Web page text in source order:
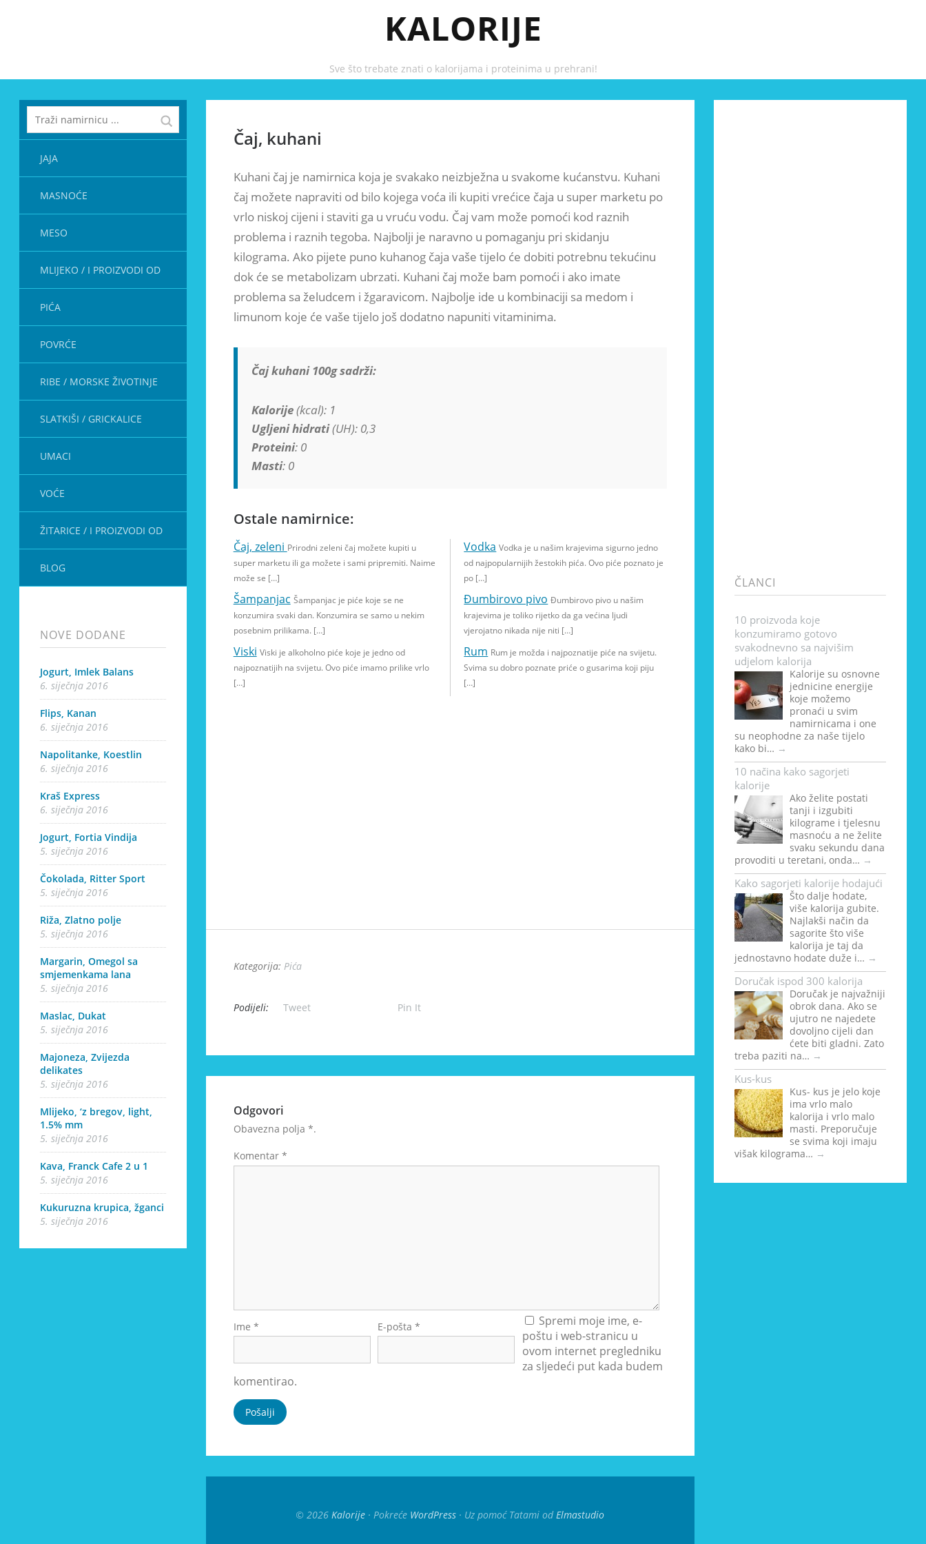
KALORIJE
Sve što trebate znati o kalorijama i proteinima u prehrani!
JAJA
MASNOĆE
MESO
MLIJEKO / I PROIZVODI OD
PIĆA
POVRĆE
RIBE / MORSKE ŽIVOTINJE
SLATKIŠI / GRICKALICE
UMACI
VOĆE
ŽITARICE / I PROIZVODI OD
BLOG
NOVE DODANE
Jogurt, Imlek Balans
6. siječnja 2016
Flips, Kanan
6. siječnja 2016
Napolitanke, Koestlin
6. siječnja 2016
Kraš Express
6. siječnja 2016
Jogurt, Fortia Vindija
5. siječnja 2016
Čokolada, Ritter Sport
5. siječnja 2016
Riža, Zlatno polje
5. siječnja 2016
Margarin, Omegol sa
smjemenkama lana
5. siječnja 2016
Maslac, Dukat
5. siječnja 2016
Majoneza, Zvijezda
delikates
5. siječnja 2016
Mlijeko, ‘z bregov, light,
1.5% mm
5. siječnja 2016
Kava, Franck Cafe 2 u 1
5. siječnja 2016
Kukuruzna krupica, žganci
5. siječnja 2016
Čaj, kuhani
Kuhani čaj je namirnica koja je svakako neizbježna u svakome kućanstvu. Kuhani
čaj možete napraviti od bilo kojega voća ili kupiti vrećice čaja u super marketu po
vrlo niskoj cijeni i staviti ga u vruću vodu. Čaj vam može pomoći kod raznih
problema i raznih tegoba. Najbolji je naravno u pomaganju pri skidanju
kilograma. Ako pijete puno kuhanog čaja vaše tijelo će dobiti potrebnu tekućinu
dok će se metabolizam ubrzati. Kuhani čaj može bam pomoći i ako imate
problema sa želudcem i žgaravicom. Najbolje ide u kombinaciji sa medom i
limunom koje će vaše tijelo još dodatno napuniti vitaminima.
Čaj kuhani 100g sadrži:
Kalorije(kcal): 1
Ugljeni hidrati(UH): 0,3
Proteini: 0
Masti: 0
Ostale namirnice:
Čaj, zeleni Prirodni zeleni čaj možete kupiti u
super marketu ili ga možete i sami pripremiti. Naime
može se […]
Šampanjac Šampanjac je piće koje se ne
konzumira svaki dan. Konzumira se samo u nekim
posebnim prilikama. […]
Viski Viski je alkoholno piće koje je jedno od
najpoznatijih na svijetu. Ovo piće imamo prilike vrlo
[…]
Vodka Vodka je u našim krajevima sigurno jedno
od najpopularnijih žestokih pića. Ovo piće poznato je
po […]
Đumbirovo pivo Đumbirovo pivo u našim
krajevima je toliko rijetko da ga većina ljudi
vjerojatno nikada nije niti […]
Rum Rum je možda i najpoznatije piće na svijetu.
Svima su dobro poznate priće o gusarima koji piju
[…]
Kategorija: Pića
Podijeli: Tweet Pin It
Odgovori
Obavezna polja *.
Komentar *
Ime * E-pošta*
Spremi moje ime, e-
poštu i web-stranicu u
ovom internet pregledniku
za sljedeći put kada budem
komentirao.
© 2026Kalorije Pokreće WordPress Uz pomoć Tatami odElmastudio
ČLANCI
10 proizvoda koje
konzumiramo gotovo
svakodnevno sa najvišim
udjelom kalorija
Kalorije su osnovne
jednicine energije
koje možemo
pronaći u svim
namirnicama i one
su neophodne za naše tijelo
kako bi… →
10 načina kako sagorjeti
kalorije
Ako želite postati
tanji i izgubiti
kilograme i tjelesnu
masnoću a ne želite
svaku sekundu dana
provoditi u teretani, onda… →
Kako sagorjeti kalorije hodajući
Što dalje hodate,
više kalorija gubite.
Najlakši način da
sagorite što više
kalorija je taj da
jednostavno hodate duže i… →
Doručak ispod 300 kalorija
Doručak je najvažniji
obrok dana. Ako se
ujutro ne najedete
dovoljno cijeli dan
ćete biti gladni. Zato
treba paziti na… →
Kus-kus
Kus- kus je jelo koje
ima vrlo malo
kalorija i vrlo malo
masti. Preporučuje
se svima koji imaju
višak kilograma… →